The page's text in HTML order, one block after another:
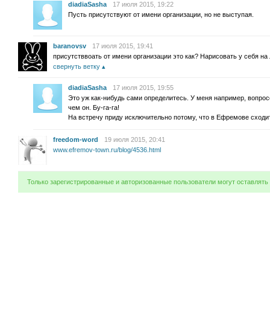
diadiaSasha
17 июля 2015, 19:22
Пусть присутствуют от имени организации, но не выступая.
baranovsv
17 июля 2015, 19:41
присутстввоать от имени организации это как? Нарисовать у себя
свернуть ветку
diadiaSasha
17 июля 2015, 19:55
Это уж как-нибудь сами определитесь. У меня например,
чем он. Бу-га-га!
На встречу приду исключительно потому, что в Ефремове
freedom-word
19 июля 2015, 20:41
www.efremov-town.ru/blog/4536.html
Только зарегистрированные и авторизованные пользователи могут